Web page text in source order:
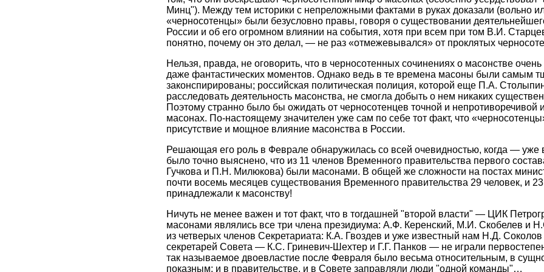
Минц"). Между тем историки с непреложными фактами в руках доказали (вольно
«черносотенцы» были безусловно правы, говоря о существовании
России и об его огромном влиянии на события, хотя при всем при том В.И.
понятно, почему он это делал, — не раз «отмежевывался» от проклятых
Нельзя, правда, не оговорить, что в черносотенных сочинениях о масонстве
даже фантастических моментов. Однако ведь в те времена масоны были самым
законспирированы; российская политическая полиция, которой еще П.А.
расследовать деятельность масонства, не смогла добыть о нем никаких
Поэтому странно было бы ожидать от черносотенцев точной и
масонах. По-настоящему значителен уже сам по себе тот факт, что
присутствие и мощное влияние масонства в России.
Решающая его роль в Феврале обнаружилась со всей очевидностью, когда —
было точно выяснено, что из 11 членов Временного правительства первого
Гучкова и П.Н. Милюкова) были масонами. В общей же сложности на постах
почти восемь месяцев существования Временного правительства 29 человек, и
принадлежали к масонству!
Ничуть не менее важен и тот факт, что в тогдашней "второй власти" — ЦИК
масонами являлись все три члена президиума: А.Ф. Керенский, М.И. Скобелев и
из четверых членов Секретариата: К.А. Гвоздев и уже известный нам Н.Д. Соколов
секретарей Совета — К.С. Гриневич-Шехтер и Г.Г. Панков — не играли
так называемое двоевластие после Февраля было весьма относительным, в
показным: и в правительстве, и в Совете заправляли люди "одной команды"…